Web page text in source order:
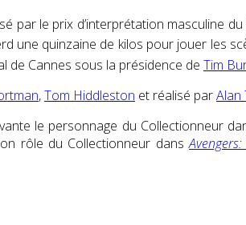
par le prix d’interprétation masculine du
une quinzaine de kilos pour jouer les
de Cannes sous la présidence de Tim
,Tom Hiddleston et réalisé parAlan
le personnage du Collectionneur
rôle du Collectionneur dans